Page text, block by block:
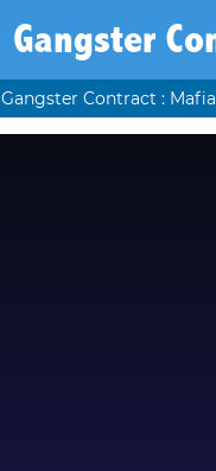
Gangster
Gangster Contract :